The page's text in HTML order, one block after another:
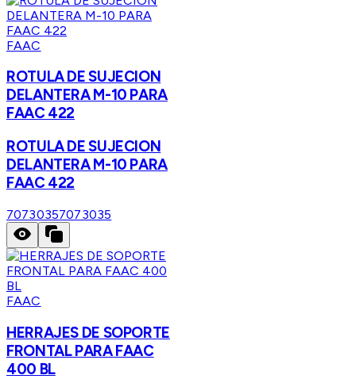
FAAC
ROTULA DE SUJECION
DELANTERA M-10 PARA
FAAC 422
ROTULA DE SUJECION
DELANTERA M-10 PARA
FAAC 422
70730357073035
FAAC
HERRAJES DE SOPORTE
FRONTAL PARA FAAC
400 BL